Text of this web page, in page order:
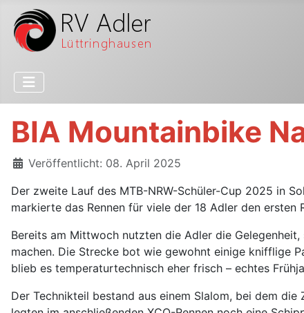
BIA Mountainbike
Details
Veröffentlicht: 08. April 2025
Der zweite Lauf des MTB-NRW-Schüler-Cup 2025 in
markierte das Rennen für viele der 18 Adler den
Bereits am Mittwoch nutzten die Adler die
machen. Die Strecke bot wie gewohnt einige knifflige
blieb es temperaturtechnisch eher frisch – echtes
Der Technikteil bestand aus einem Slalom, bei dem